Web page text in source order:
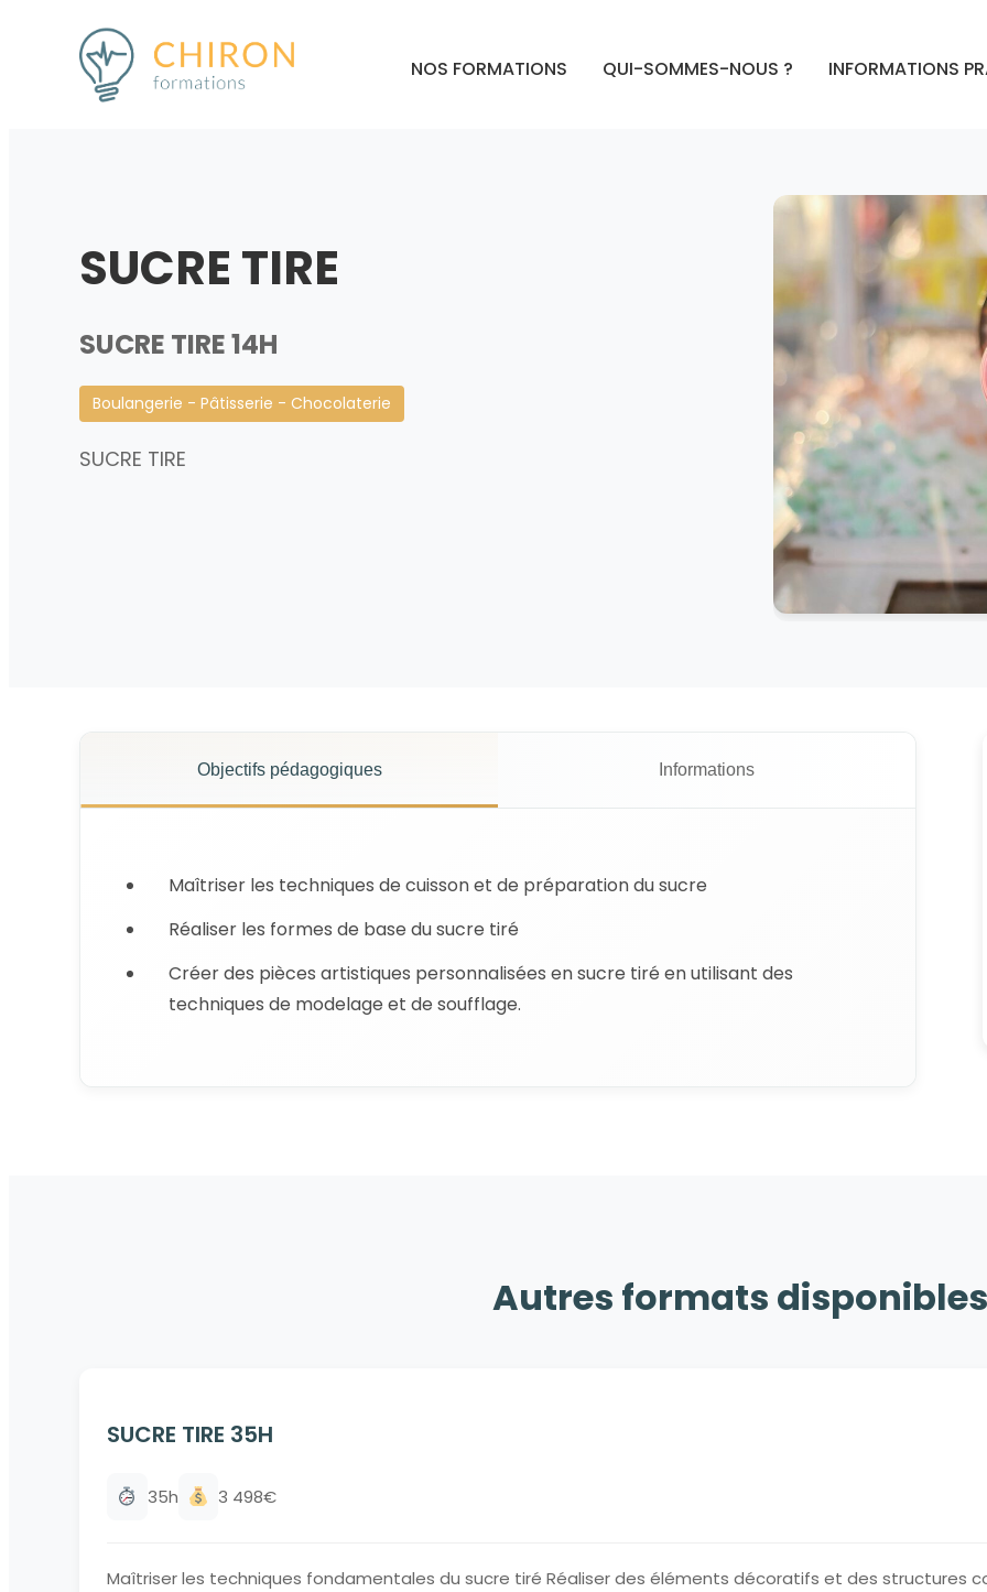
NOS FORMATIONS QUI-SOMMES-NOUS ? INFORMATIONS
SUCRE TIRE
SUCRE TIRE 14H
Boulangerie - Pâtisserie - Chocolaterie
SUCRE TIRE
Objectifs pédagogiques Informations
Maîtriser les techniques de cuisson et de préparation du sucre
Réaliser les formes de base du sucre tiré
Créer des pièces artistiques personnalisées en sucre tiré en utilisant des
techniques de modelage et de soufflage.
Autres formats disponibles
SUCRE TIRE 35H
35h 3 498€
Maîtriser les techniques fondamentales du sucre tiré Réaliser des éléments décoratifs et des structures